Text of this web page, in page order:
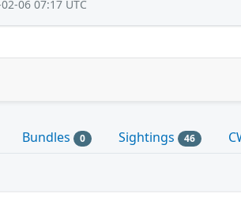
06 07:17 UTC
Bundles 0 Sightings 46